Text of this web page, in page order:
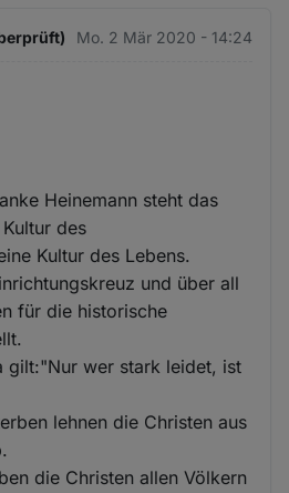
Mo. 2 Mär 2020 - 14:24
Heinemann steht das
des
Kultur des Lebens.
und über all
für die historische
gilt:"Nur wer stark leidet, ist
lehnen die Christen aus
die Christen allen Völkern